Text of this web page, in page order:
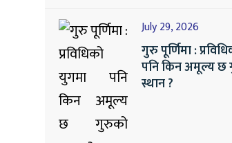
July 29, 2026
गुरु पूर्णिमा :
पनि किन अमूल्य
स्थान ?